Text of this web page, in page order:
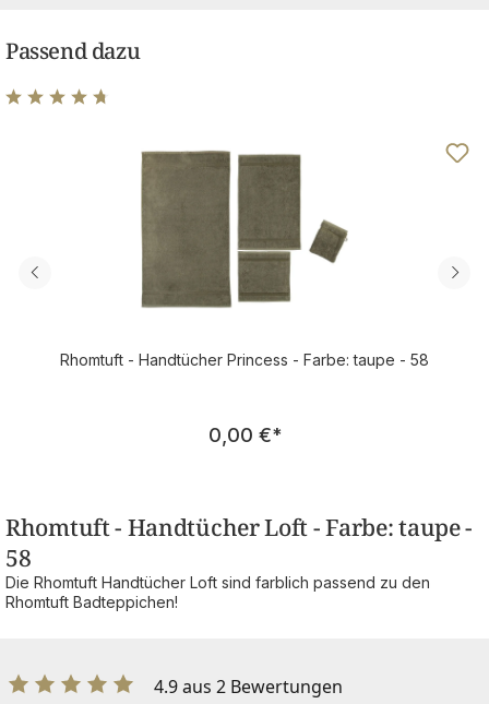
Passend dazu
Rhomtuft - Handtücher Princess - Farbe: taupe - 58
Regulärer Preis:
0,00 €*
Rhomtuft - Handtücher Loft - Farbe: taupe -
58
Die Rhomtuft Handtücher Loft sind farblich passend zu den
Rhomtuft Badteppichen!
4.9 aus 2 Bewertungen